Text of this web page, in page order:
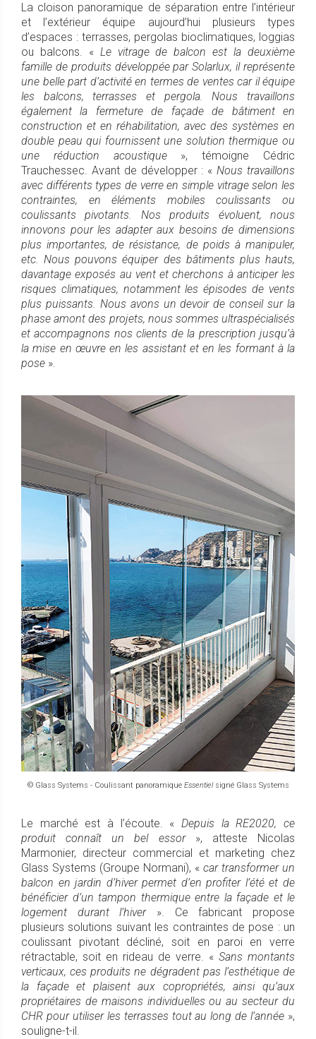
La cloison panoramique de séparation entre l’intérieur
et l’extérieur équipe aujourd’hui plusieurs types
d’espaces : terrasses, pergolas bioclimatiques, loggias
ou balcons. « Le vitrage de balcon est la deuxième
famille de produits développée par Solarlux, il représente
une belle part d’activité en termes de ventes car il équipe
les balcons, terrasses et pergola. Nous travaillons
également la fermeture de façade de bâtiment en
construction et en réhabilitation, avec des systèmes en
double peau qui fournissent une solution thermique ou
une réduction acoustique», témoigne Cédric
Trauchessec. Avant de développer : «Nous travaillons
avec différents types de verre en simple vitrage selon les
contraintes, en éléments mobiles coulissants ou
coulissants pivotants. Nos produits évoluent, nous
innovons pour les adapter aux besoins de dimensions
plus importantes, de résistance, de poids à manipuler,
etc. Nous pouvons équiper des bâtiments plus hauts,
davantage exposés au vent et cherchons à anticiper les
risques climatiques, notamment les épisodes de vents
plus puissants. Nous avons un devoir de conseil sur la
phase amont des projets, nous sommes ultraspécialisés
et accompagnons nos clients de la prescription jusqu’à
la mise en œuvre en les assistant et en les formant à la
pose ».
© Glass Systems - Coulissant panoramique Essentielsigné Glass Systems
Le marché est à l’écoute. « Depuis la RE2020, ce
produit connaît un bel essor », atteste Nicolas
Marmonier, directeur commercial et marketing chez
Glass Systems (Groupe Normani), « car transformer un
balcon en jardin d’hiver permet d’en profiter l’été et de
bénéficier d’un tampon thermique entre la façade et le
logement durant l’hiver ». Ce fabricant propose
plusieurs solutions suivant les contraintes de pose : un
coulissant pivotant décliné, soit en paroi en verre
rétractable, soit en rideau de verre. « Sans montants
verticaux, ces produits ne dégradent pas l’esthétique de
la façade et plaisent aux copropriétés, ainsi qu’aux
propriétaires de maisons individuelles ou au secteur du
CHR pour utiliser les terrasses tout au long de l’année »,
souligne-t-il.